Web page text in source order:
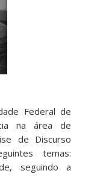
Federal de
na área de
de Discurso
temas:
seguindo a